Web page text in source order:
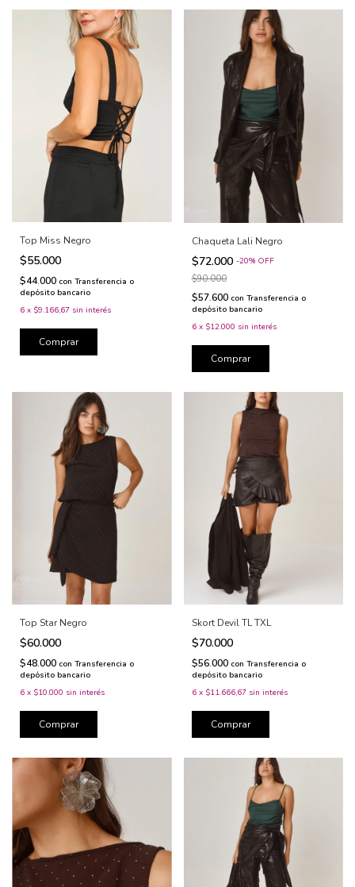
Top Miss Negro
$55.000
$44.000 con Transferencia o
depósito bancario
6 x $9.166,67 sin interés
Comprar
Chaqueta Lali Negro
$72.000 -20% OFF
$90.000
$57.600 con Transferencia o
depósito bancario
6 x $12.000 sin interés
Comprar
Top Star Negro
$60.000
$48.000 con Transferencia o
depósito bancario
6 x $10.000 sin interés
Comprar
Skort Devil TL TXL
$70.000
$56.000 con Transferencia o
depósito bancario
6 x $11.666,67 sin interés
Comprar